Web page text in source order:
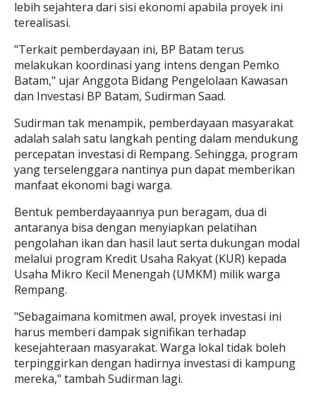
lebih sejahtera dari sisi ekonomi apabila proyek ini
terealisasi.
"Terkait pemberdayaan ini, BP Batam terus
melakukan koordinasi yang intens dengan Pemko
Batam," ujar Anggota Bidang Pengelolaan Kawasan
dan Investasi BP Batam, Sudirman Saad.
Sudirman tak menampik, pemberdayaan masyarakat
adalah salah satu langkah penting dalam mendukung
percepatan investasi di Rempang. Sehingga, program
yang terselenggara nantinya pun dapat memberikan
manfaat ekonomi bagi warga.
Bentuk pemberdayaannya pun beragam, dua di
antaranya bisa dengan menyiapkan pelatihan
pengolahan ikan dan hasil laut serta dukungan modal
melalui program Kredit Usaha Rakyat (KUR) kepada
Usaha Mikro Kecil Menengah (UMKM) milik warga
Rempang.
"Sebagaimana komitmen awal, proyek investasi ini
harus memberi dampak signifikan terhadap
kesejahteraan masyarakat. Warga lokal tidak boleh
terpinggirkan dengan hadirnya investasi di kampung
mereka," tambah Sudirman lagi.